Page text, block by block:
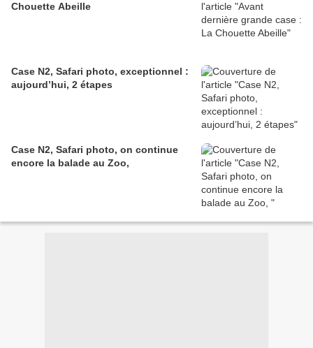
Chouette Abeille
Case N2, Safari photo, exceptionnel :
aujourd’hui, 2 étapes
Case N2, Safari photo, on continue
encore la balade au Zoo,